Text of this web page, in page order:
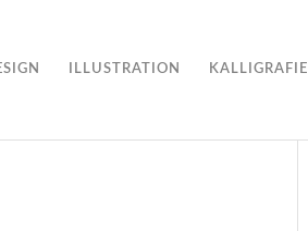
ILLUSTRATION KALLIGRAFIE